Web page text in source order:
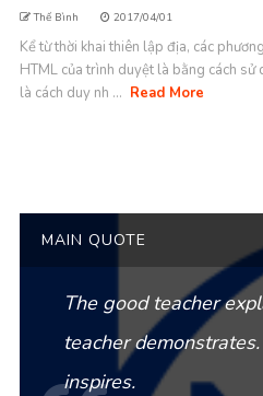
Thế Bình 2017/04/01
Kể từ thời khai thiên lập địa, các
HTML của trình duyệt là bằng cách
là cách duy nh ... Read More
MAIN QUOTE
The good teacher
teacher
inspires.